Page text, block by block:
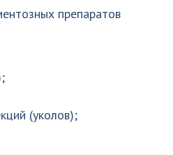
препаратов
(уколов);